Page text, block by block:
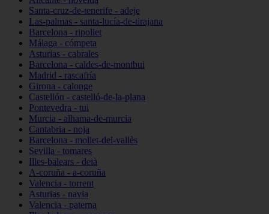
Santa-cruz-de-tenerife - adeje
Las-palmas - santa-lucía-de-tirajana
Barcelona - ripollet
Málaga - cómpeta
Asturias - cabrales
Barcelona - caldes-de-montbui
Madrid - rascafría
Girona - calonge
Castellón - castelló-de-la-plana
Pontevedra - tui
Murcia - alhama-de-murcia
Cantabria - noja
Barcelona - mollet-del-vallès
Sevilla - tomares
Illes-balears - deià
A-coruña - a-coruña
Valencia - torrent
Asturias - navia
Valencia - paterna